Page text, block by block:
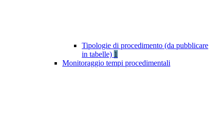
Tipologie di procedimento (da pubblicare
in tabelle) 1
Monitoraggio tempi procedimentali